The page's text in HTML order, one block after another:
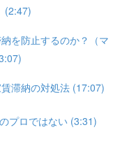
(2:47)
を防止するのか？（マ
滞納の対処法 (17:07)
プロではない (3:31)